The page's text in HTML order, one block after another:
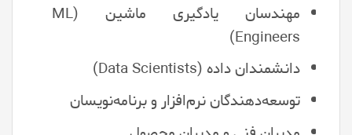
مهندسان یادگیری ماشین (ML
Engineers)
دانشمندان داده (Data Scientists)
توسعه‌دهندگان نرم‌افزار و برنامه‌نویسان